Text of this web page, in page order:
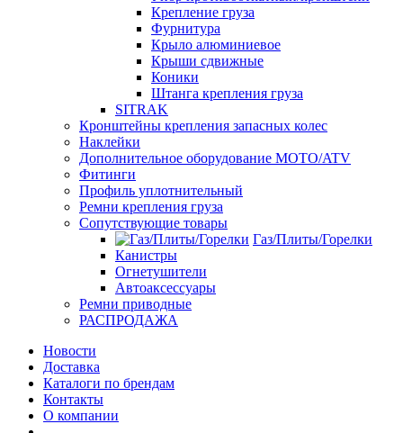
Крепление груза
Фурнитура
Крыло алюминиевое
Крыши сдвижные
Коники
Штанга крепления груза
SITRAK
Кронштейны крепления запасных колес
Наклейки
Дополнительное оборудование MOTO/ATV
Фитинги
Профиль уплотнительный
Ремни крепления груза
Сопутствующие товары
Газ/Плиты/Горелки
Канистры
Огнетушители
Автоаксессуары
Ремни приводные
РАСПРОДАЖА
Новости
Доставка
Каталоги по брендам
Контакты
О компании